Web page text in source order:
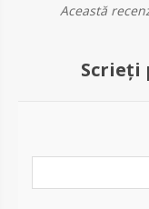
Această
Scrieți